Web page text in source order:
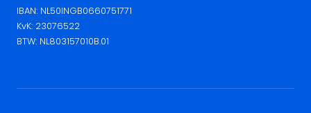
IBAN: NL50INGB0660751771
KvK: 23076522
BTW: NL803157010B.01